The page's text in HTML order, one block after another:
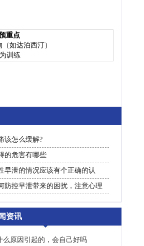
重点
如达泊西汀）
训练
该怎么缓解?
的危害有哪些
早泄的情况应该有个正确的认
防控早泄带来的困扰，注意心理
资讯
么原因引起的，会自己好吗